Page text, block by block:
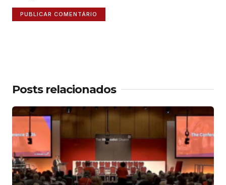
Posts relacionados